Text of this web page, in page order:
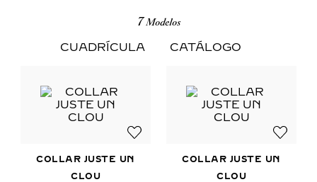
7
CUADRÍCULA
CATÁLOGO
COLLAR JUSTE UN
CLOU
COLLAR JUSTE UN
CLOU